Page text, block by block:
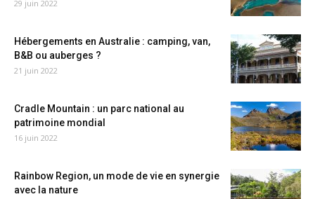
29 juin 2022
Hébergements en Australie : camping, van,
B&B ou auberges ?
21 juin 2022
Cradle Mountain : un parc national au
patrimoine mondial
16 juin 2022
Rainbow Region, un mode de vie en synergie
avec la nature